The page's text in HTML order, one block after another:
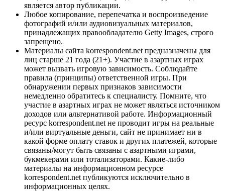
является автор публикации.
Любое копирование, перепечатка и воспроизведение
фотографий и/или аудиовизуальных материалов,
принадлежащих правообладателю Getty Images, строго
запрещено.
Материалы сайта korrespondent.net предназначены для
лиц старше 21 года (21+). Участие в азартных играх
может вызвать игровую зависимость. Соблюдайте
правила (принципы) ответственной игры. При
обнаружении первых признаков зависимости
немедленно обратитесь к специалисту. Помните, что
участие в азартных играх не может являться источником
доходов или альтернативой работе. Информационный
ресурс korrespondent.net не проводит игры на реальные
и/или виртуальные деньги, сайт не принимает ни в
какой форме оплату ставок и других платежей, которые
связаны/могут быть связаны с азартными играми,
букмекерами или тотализаторами. Какие-либо
материалы на информационном ресурсе
korrespondent.net публикуются исключительно в
информационных целях.